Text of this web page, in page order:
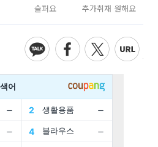
슬퍼요 추가취재 원해요